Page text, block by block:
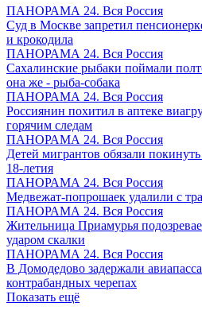
ПАНОРАМА 24. Вся Россия
Суд в Москве запретил
и крокодила
ПАНОРАМА 24. Вся Россия
Сахалинские рыбаки поймали
она же - рыба-собака
ПАНОРАМА 24. Вся Россия
Россиянин похитил в аптеке
горячим следам
ПАНОРАМА 24. Вся Россия
Детей мигрантов обязали
18-летия
ПАНОРАМА 24. Вся Россия
Медвежат-попрошаек удалили с
ПАНОРАМА 24. Вся Россия
Жительница Приамурья
ударом скалки
ПАНОРАМА 24. Вся Россия
В Домодедово задержали
контрабандных черепах
Показать ещё